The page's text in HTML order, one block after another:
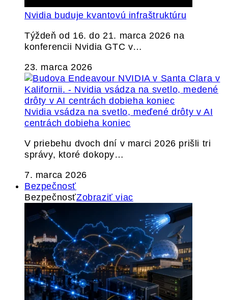
Nvidia buduje kvantovú infraštruktúru
Týždeň od 16. do 21. marca 2026 na
konferencii Nvidia GTC v…
23. marca 2026
Nvidia vsádza na svetlo, meďené drôty v AI
centrách dobieha koniec
V priebehu dvoch dní v marci 2026 prišli tri
správy, ktoré dokopy…
7. marca 2026
Bezpečnosť
BezpečnosťZobraziť viac